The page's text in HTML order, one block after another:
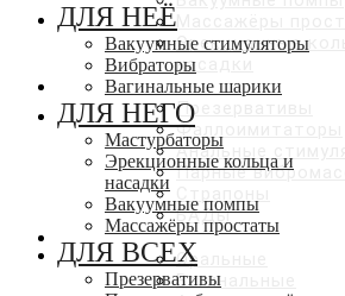
Эрекционные
насадки
ДЛЯ ВСЕХ
Презервативы
Фаллоимитаторы
Анальные
Парные
БАДы
ЛУБРИКАНТЫ
Оральные
Вагинальные
ДЛЯ НЕЁ
Вакуумные стимуляторы
Вибраторы
Вагинальные шарики
ДЛЯ НЕГО
Мастурбаторы
Эрекционные кольца и
насадки
Вакуумные помпы
Массажёры простаты
ДЛЯ ВСЕХ
Презервативы